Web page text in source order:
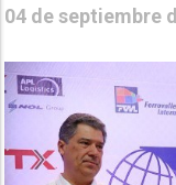
04 de septiembre